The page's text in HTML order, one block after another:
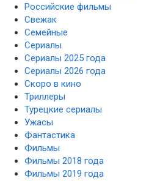
Российские фильмы
Свежак
Семейные
Сериалы
Сериалы 2025 года
Сериалы 2026 года
Скоро в кино
Триллеры
Турецкие сериалы
Ужасы
Фантастика
Фильмы
Фильмы 2018 года
Фильмы 2019 года